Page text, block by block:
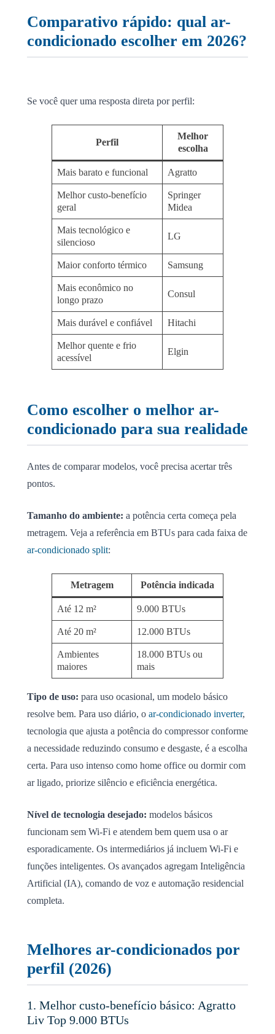
Comparativo rápido: qual ar-
condicionado escolher em 2026?
Se você quer uma resposta direta por perfil:
Perfil
Melhor
escolha
Mais barato e funcional Agratto
Melhor custo-benefício
geral
Springer
Midea
Mais tecnológico e
silencioso
LG
Maior conforto térmico Samsung
Mais econômico no
longo prazo
Consul
Mais durável e confiável Hitachi
Melhor quente e frio
acessível
Elgin
Como escolher o melhor ar-
condicionado para sua realidade
Antes de comparar modelos, você precisa acertar três
pontos.
Tamanho do ambiente: a potência certa começa pela
metragem. Veja a referência em BTUs para cada faixa de
ar-condicionado split:
Metragem Potência indicada
Até 12 m² 9.000 BTUs
Até 20 m² 12.000 BTUs
Ambientes
maiores
18.000 BTUs ou
mais
Tipo de uso: para uso ocasional, um modelo básico
resolve bem. Para uso diário, o ar-condicionado inverter,
tecnologia que ajusta a potência do compressor conforme
a necessidade reduzindo consumo e desgaste, é a escolha
certa. Para uso intenso como home office ou dormir com
ar ligado, priorize silêncio e eficiência energética.
Nível de tecnologia desejado: modelos básicos
funcionam sem Wi-Fi e atendem bem quem usa o ar
esporadicamente. Os intermediários já incluem Wi-Fi e
funções inteligentes. Os avançados agregam Inteligência
Artificial (IA), comando de voz e automação residencial
completa.
Melhores ar-condicionados por
perfil (2026)
1. Melhor custo-benefício básico: Agratto
Liv Top 9.000 BTUs